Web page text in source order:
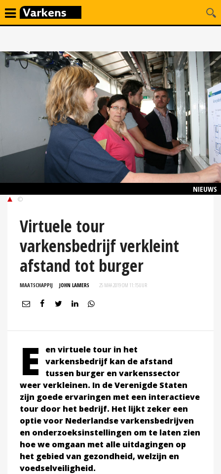
NIEUWS
©
Virtuele tour
varkensbedrijf verkleint
afstand tot burger
MAATSCHAPPIJ JOHN LAMERS 25 MAA 2019 OM 11:15UUR
E
en virtuele tour in het
varkensbedrijf kan de afstand
tussen burger en varkenssector
weer verkleinen. In de Verenigde Staten
zijn goede ervaringen met een interactieve
tour door het bedrijf. Het lijkt zeker een
optie voor Nederlandse varkensbedrijven
en onderzoeksinstellingen om te laten zien
hoe we omgaan met alle uitdagingen op
het gebied van gezondheid, welzijn en
voedselveiligheid.